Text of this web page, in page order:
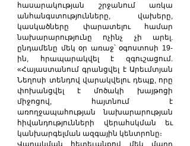
հասարակության շրջանում առկա
անհանգստությունները, վախերը,
կասկածները փարատելու համար
նախարարությունը ոչինչ չի արել.
ընդամենը մեկ օր առաջ՝ օգոստոսի 19-
ին, հրապարակվել է զգուշացում.
«Հայաստանում գրանցվել է Արեւմտյան
Նեղոսի տենդով վարակվելու դեպք, որը
փոխանցվել է մոծակի խայթոցի
միջոցով, հայտնում է
առողջապահության նախարարության
հիվանդությունների վերահսկման եւ
կանխարգելման ազգային կենտրոնը։
Վարակման հետեւանքով մեկ մարդ